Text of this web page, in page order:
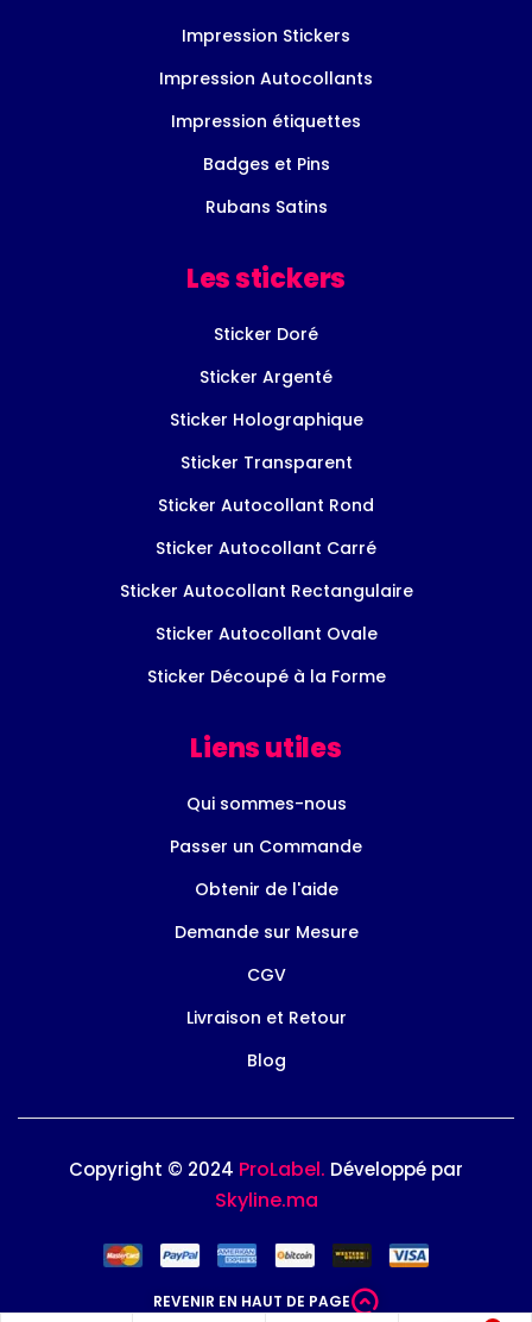
Impression Stickers
Impression Autocollants
Impression étiquettes
Badges et Pins
Rubans Satins
Les stickers
Sticker Doré
Sticker Argenté
Sticker Holographique
Sticker Transparent
Sticker Autocollant Rond
Sticker Autocollant Carré
Sticker Autocollant Rectangulaire
Sticker Autocollant Ovale
Sticker Découpé à la Forme
Liens utiles
Qui sommes-nous
Passer un Commande
Obtenir de l'aide
Demande sur Mesure
CGV
Livraison et Retour
Blog
Copyright © 2024 ProLabel. Développé par
Skyline.ma
REVENIR EN HAUT DE PAGE